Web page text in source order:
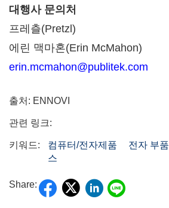
대행사 문의처
프레츨(Pretzl)
에린 맥마혼(Erin McMahon)
erin.mcmahon@publitek.com
출처: ENNOVI
관련 링크:
키워드: 컴퓨터/전자제품 전자 부품
스
Share: